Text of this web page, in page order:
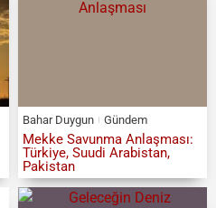
Bahar Duygun Gündem
Mekke Savunma Anlaşması:
Türkiye, Suudi Arabistan,
Pakistan